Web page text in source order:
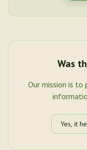
Was
Our mission is to
Yes, it